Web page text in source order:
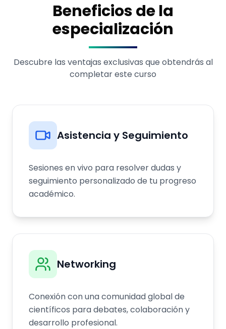
Beneficios de la
especialización
Descubre las ventajas exclusivas que obtendrás al
completar este curso
Asistencia y Seguimiento
Sesiones en vivo para resolver dudas y
seguimiento personalizado de tu progreso
académico.
Networking
Conexión con una comunidad global de
científicos para debates, colaboración y
desarrollo profesional.